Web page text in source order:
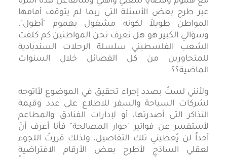
عبر طرح بعض الأسئلة التي ربما لم يتوقف أمامها
المواطن طويلاً لكونه مشغول بهموم "أطول"،
وسؤالي الكبير هو هل نعرف نحن المواطنين كم كلفت
الشعب الفلسطيني سلسلة الرحلات السندبادية
للمتحاورين من كل الفصائل خلال السنوات
الماضية؟؟
ولأنني لستُ بصدد إجراء تحقيق في الموضوع لأاتوجه
لشركات السياحة والسفر للاطلاع على عدد وقيمة
التذاكر التي أصدرتها، أو لإدارات الفنادق والمطاعم
لأستفسر عن فواتير "حوار المصالحة" فأنا أعرف أنَ
أحداً لن يُعطيني تلك التفاصيل، ولذلك قررتُ اللجوء
لعقلي الساذج لأطرح بعض الأرقام الافتراضية